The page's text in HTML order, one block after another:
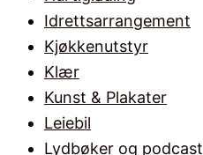
Idrettsarrangement
Kjøkkenutstyr
Klær
Kunst & Plakater
Leiebil
Lydbøker og podcast